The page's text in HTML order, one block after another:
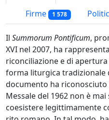
Firme 1 578
Il Summorum Pontificum,
XVI nel 2007, ha
riconciliazione e di
forma liturgica tradizionale
documento ha riconosciuto
Messale del 1962 non è
coesistere legittimamente